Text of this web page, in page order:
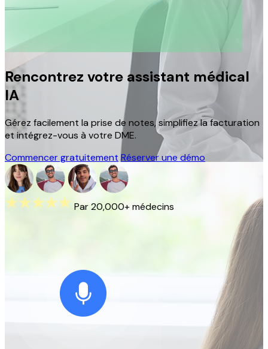
Rencontrez votre assistant médical
IA
Gérez facilement la prise de notes, simplifiez la facturation
et intégrez-vous à votre DME.
Commencer gratuitement Réserver une démo
Par 20,000+ médecins